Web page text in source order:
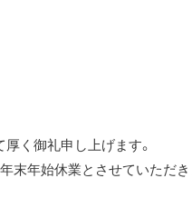
く御礼申し上げます。
末年始休業とさせていただき